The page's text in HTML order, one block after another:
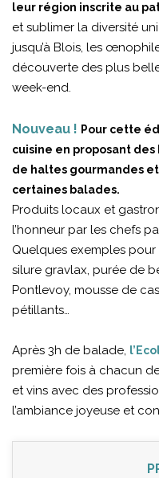
leur région inscrite au
et sublimer la diversité
jusqu’à Blois, les
découverte des plus
week-end.
Nouveau ! Pour cette
cuisine en proposant
de haltes gourmandes et
certaines balades.
Produits locaux et
l’honneur par les chefs
Quelques exemples
silure gravlax, purée de
Pontlevoy, mousse de
pétillants…
Après 3h de balade,
première fois à chacun
et vins avec des
l’ambiance joyeuse et